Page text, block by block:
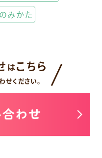
みかた
はこちら
ください。